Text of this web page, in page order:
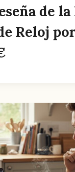
de
Reloj